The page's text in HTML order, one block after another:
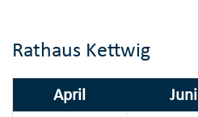
Rathaus Kettwig
April Juni